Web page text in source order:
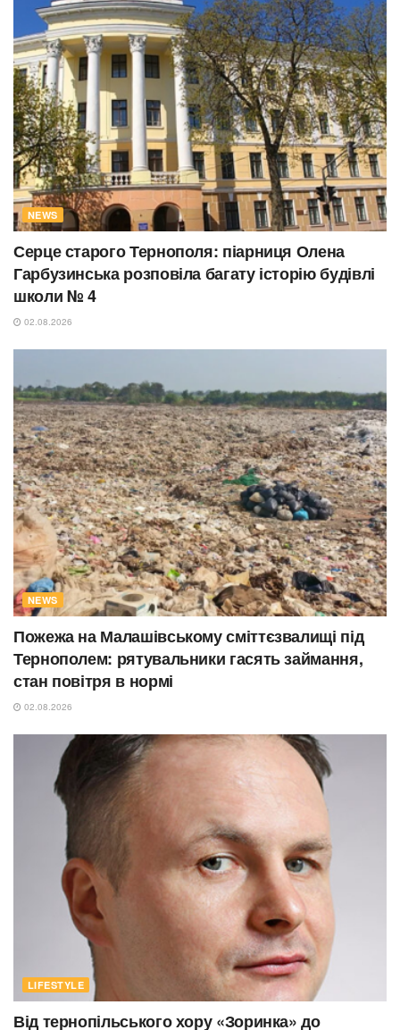
NEWS
Серце старого Тернополя: піарниця Олена
Гарбузинська розповіла багату історію будівлі
школи № 4
02.08.2026
NEWS
Пожежа на Малашівському сміттєзвалищі під
Тернополем: рятувальники гасять займання,
стан повітря в нормі
02.08.2026
LIFESTYLE
Від тернопільського хору «Зоринка» до